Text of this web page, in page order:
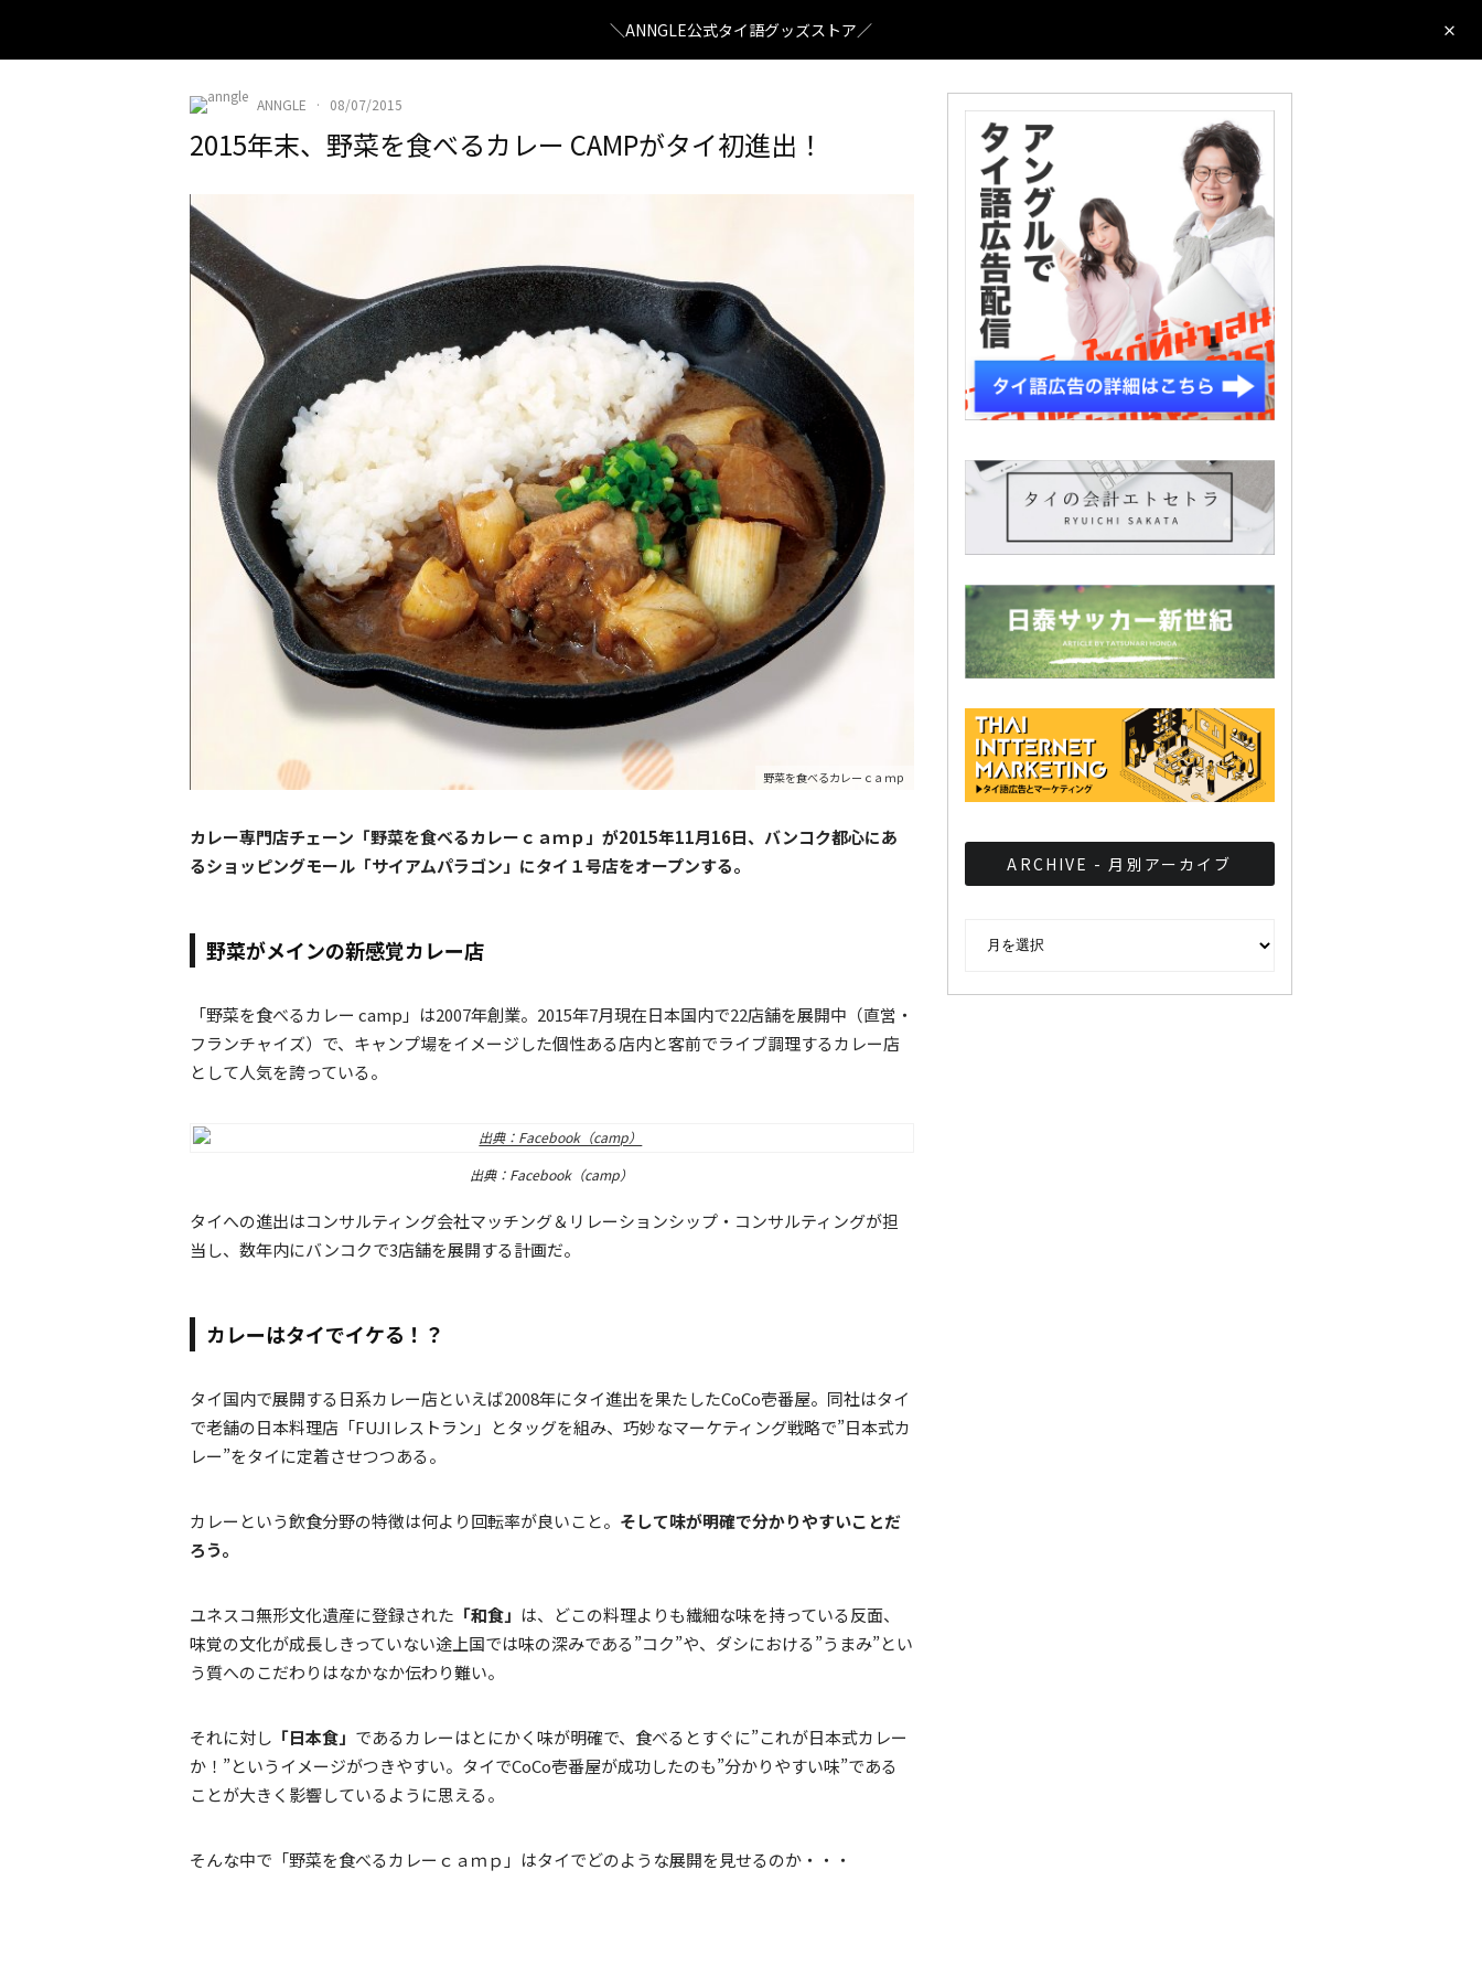
＼ANNGLE公式タイ語グッズストア／
ANNGLE · 08/07/2015
2015年末、野菜を食べるカレー CAMPがタイ初進出！
野菜を食べるカレーｃａｍｐ
カレー専門店チェーン「野菜を食べるカレーｃａｍｐ」が2015年11月16日、バンコク都心にあ
るショッピングモール「サイアムパラゴン」にタイ１号店をオープンする。
野菜がメインの新感覚カレー店
「野菜を食べるカレー camp」は2007年創業。2015年7月現在日本国内で22店舗を展開中（直営・
フランチャイズ）で、キャンプ場をイメージした個性ある店内と客前でライブ調理するカレー店
として人気を誇っている。
出典：Facebook（camp）
タイへの進出はコンサルティング会社マッチング＆リレーションシップ・コンサルティングが担
当し、数年内にバンコクで3店舗を展開する計画だ。
カレーはタイでイケる！？
タイ国内で展開する日系カレー店といえば2008年にタイ進出を果たしたCoCo壱番屋。同社はタイ
で老舗の日本料理店「FUJIレストラン」とタッグを組み、巧妙なマーケティング戦略で”日本式カ
レー”をタイに定着させつつある。
カレーという飲食分野の特徴は何より回転率が良いこと。 そして味が明確で分かりやすいことだ
ろう。
ユネスコ無形文化遺産に登録された 「和食」 は、どこの料理よりも繊細な味を持っている反面、
味覚の文化が成長しきっていない途上国では味の深みである”コク”や、ダシにおける”うまみ”とい
う質へのこだわりはなかなか伝わり難い。
それに対し 「日本食」 であるカレーはとにかく味が明確で、食べるとすぐに”これが日本式カレー
か！”というイメージがつきやすい。タイでCoCo壱番屋が成功したのも”分かりやすい味”である
ことが大きく影響しているように思える。
そんな中で「野菜を食べるカレーｃａｍｐ」はタイでどのような展開を見せるのか・・・
ARCHIVE - 月別アーカイブ